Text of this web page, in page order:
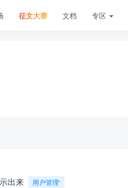
征文大赛 文档 专区
出来 用户管理‘